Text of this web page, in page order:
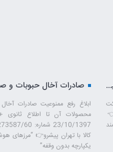
ثبت سفارش برای واردات خودروهای سواری – تهران پیشرو – شرکت ترخیص کالا
👈
ابلاغ رفع ممنوعیت صادرات
محصولات آن تا اطلاع ثانوی
کالا با تهران پیشرو👉 “مرزهای
یکپارچه بدون وقفه”